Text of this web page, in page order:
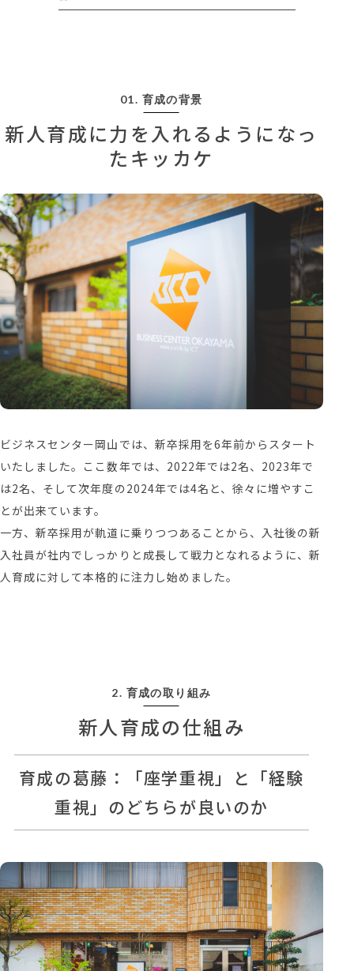
01. 育成の背景
新人育成に力を入れるようになっ
たキッカケ
ビジネスセンター岡山では、新卒採用を6年前からスタート
いたしました。ここ数年では、2022年では2名、2023年で
は2名、そして次年度の2024年では4名と、徐々に増やすこ
とが出来ています。
一方、新卒採用が軌道に乗りつつあることから、入社後の新
入社員が社内でしっかりと成長して戦力となれるように、新
人育成に対して本格的に注力し始めました。
2. 育成の取り組み
新人育成の仕組み
育成の葛藤：「座学重視」と「経験
重視」のどちらが良いのか